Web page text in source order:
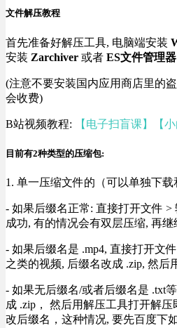
文件解压教程
首先准备好解压工具, 电脑端安装
安装 Zarchiver 或者 ES文件管理器
(注意不要安装国内应用商店里的
会收费)
B站视频教程: 【电子扫盲课】【
目前有2种类型的压缩包:
1. 单一压缩文件的（可以单独下载
- 如果后缀名正常: 直接打开文件 >
成功, 有的情况会有双层压缩, 再
- 如果后缀名是 .mp4, 直接打开文
之类的视频, 后缀名改成 .zip, 然后
- 如果无后缀名/或者后缀名是 .txt
成 .zip， 然后用解压工具打开解
改后缀名，这种情况, 要先百度下